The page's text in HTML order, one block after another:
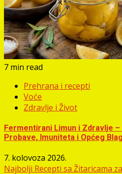
7 min read
Prehrana i recepti
Voće
Zdravlje i Život
Fermentirani Limun i Zdravlje
Probave, Imuniteta i Općeg
7. kolovoza 2026.
Najbolji Recepti sa Žitaricama